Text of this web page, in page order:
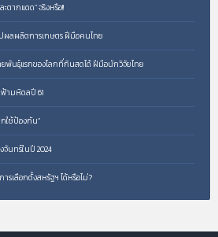
ตากแดด” จริงหรือ!!
ผลผลิตการเกษตร ฝีมือคนไทย
พันธุ์แรกของโลกที่กินสดได้ ฝีมือนักวิจัยไทย
ฟ้ามหิดลปี 61
ใช้ป้องกัน”
นทร์ในปี 2024
รเลือกตั้งสหรัฐฯ ได้หรือไม่?